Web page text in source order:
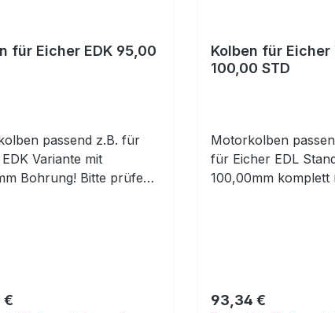
für Eicher EDK 95,00
passend z.B. für
Variante mit
Bohrung! Bitte prüfen!
Preis:
€
Kolben für Eicher
100,00 STD
Motorkolben
für Eicher EDL
100,00mm komplett
Regulärer Preis:
93,34 €